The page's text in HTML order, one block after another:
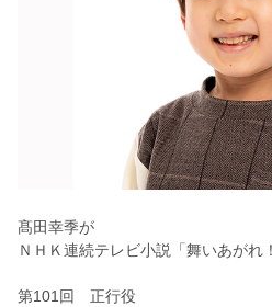
髙田幸季が
ＮＨＫ連続テレビ小説「舞いあがれ
第101回 正行役